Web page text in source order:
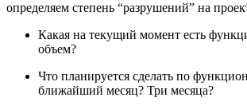
определяем степень “разрушений” на
Какая на текущий момент есть
объем?
Что планируется сделать по
ближайший месяц? Три месяца?